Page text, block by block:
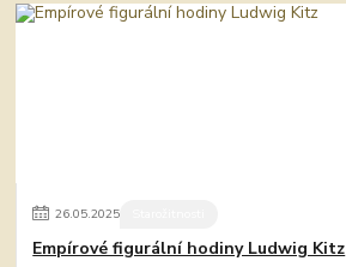
26.05.2025
Empírové figurální hodiny Ludwig Kitz